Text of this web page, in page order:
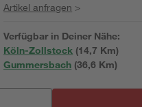
Artikel anfragen >
Verfügbar in Deiner Nähe:
Köln-Zollstock (14,7 Km)
Gummersbach (36,6 Km)